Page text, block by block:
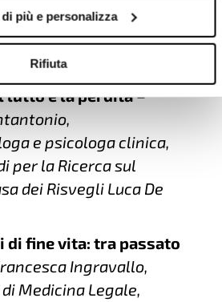
più e personalizza
Rifiuta
nel fine vita
, Dirigente geriatra,
di Bologna
lutto e la perdita–
e psicologa clinica,
per la Ricerca sul
dei Risvegli Luca De
di fine vita: tra passato
Ingravallo,
Medicina Legale,